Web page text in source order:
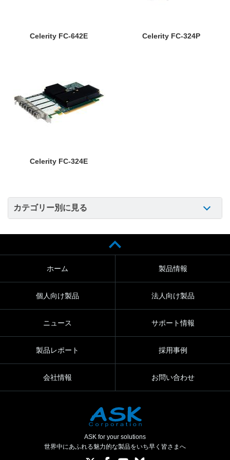
Celerity FC-642E Celerity FC-324P
Celerity FC-324E
カテゴリー別に見る
ホーム 製品情報
個人向け製品 法人向け製品
ニュース サポート情報
製品レポート 採用事例
会社情報 お問い合わせ
ASK for your solutions
世界中にあふれる魅力的な製品をいち早く皆さまへ